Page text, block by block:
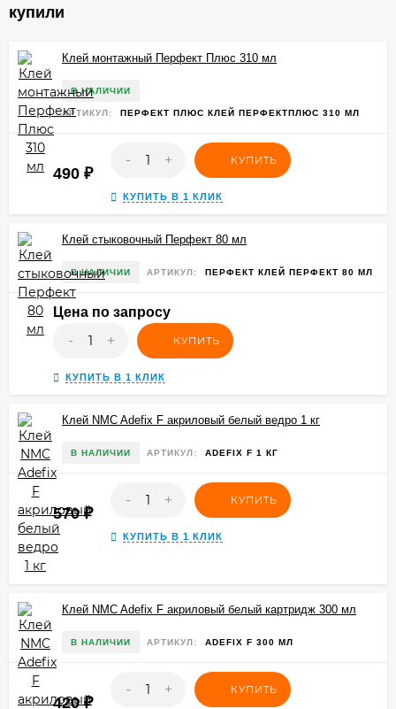
купили
Клей монтажный Перфект Плюс 310 мл
В НАЛИЧИИ
АРТИКУЛ: ПЕРФЕКТ ПЛЮС КЛЕЙ ПЕРФЕКТПЛЮС 310 МЛ
490 ₽
- + КУПИТЬ
КУПИТЬ В 1 КЛИК
Клей стыковочный Перфект 80 мл
В НАЛИЧИИ АРТИКУЛ: ПЕРФЕКТ КЛЕЙ ПЕРФЕКТ 80 МЛ
Цена по запросу
- + КУПИТЬ
КУПИТЬ В 1 КЛИК
Клей NMC Adefix F акриловый белый ведро 1 кг
В НАЛИЧИИ АРТИКУЛ: ADEFIX F 1 КГ
570₽
- + КУПИТЬ
КУПИТЬ В 1 КЛИК
Клей NMC Adefix F акриловый белый картридж 300 мл
В НАЛИЧИИ АРТИКУЛ: ADEFIX F 300 МЛ
420₽
- + КУПИТЬ